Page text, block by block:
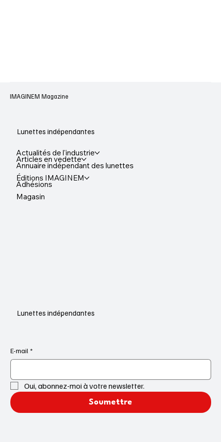
IMAGINEM Magazine
Lunettes indépendantes
Lunettes indépendantes
Actualités de l'industrie
Articles en vedette
Annuaire indépendant des lunettes
Éditions IMAGINEM
Adhésions
Magasin
E-mail *
Oui, abonnez-moi à votre newsletter.
Soumettre